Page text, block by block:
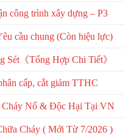
công trình xây dựng – P3
cầu chung (Còn hiệu lực)
Sét《Tổng Hợp Chi Tiết》
cấp, cắt giảm TTHC
Cháy Nổ & Độc Hại Tại VN
Cháy ( Mới Từ 7/2026 )